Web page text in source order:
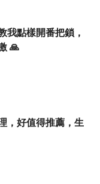
我點樣開番把鎖，
🙏
，好值得推薦，生